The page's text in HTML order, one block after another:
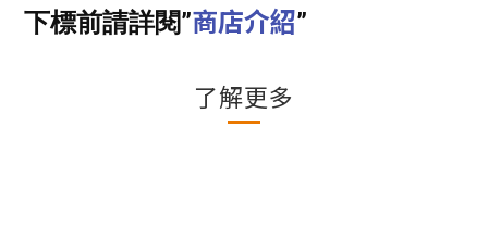
下標前請詳閱”商店介紹”
了解更多